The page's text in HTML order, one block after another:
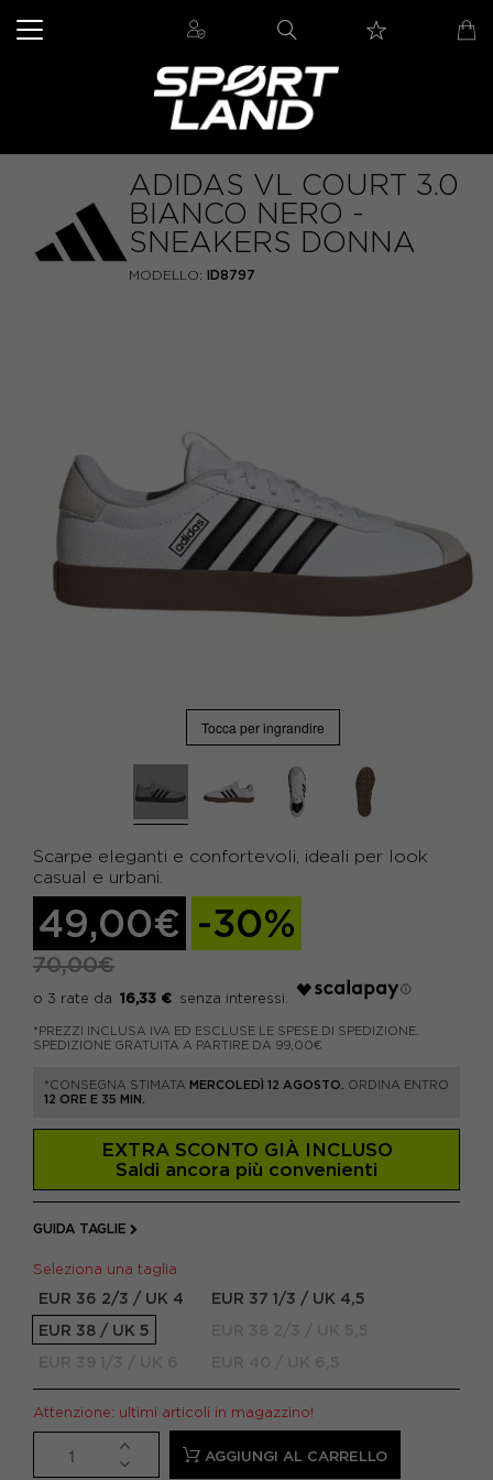
ADIDAS VL COURT 3.0
BIANCO NERO -
SNEAKERS DONNA
MODELLO: ID8797
Tocca per ingrandire
Scarpe eleganti e confortevoli, ideali per look
casual e urbani.
49,00€ -30%
70,00€
16,33 €
*PREZZI INCLUSA IVA ED ESCLUSE LE SPESE DI SPEDIZIONE.
SPEDIZIONE GRATUITA A PARTIRE DA 99,00€
*CONSEGNA STIMATA MERCOLEDÌ 12 AGOSTO.
ORDINA ENTRO
12 ORE E 35 MIN.
EXTRA SCONTO GIÀ INCLUSO
Saldi ancora più convenienti
GUIDA TAGLIE
Seleziona una taglia
EUR 36 2/3 / UK 4
EUR 37 1/3 / UK 4,5
EUR 38 / UK 5
Attenzione: ultimi articoli in magazzino!
AGGIUNGI AL CARRELLO